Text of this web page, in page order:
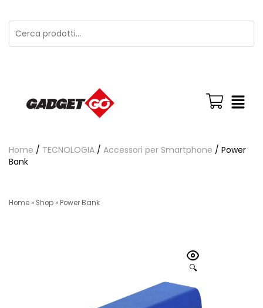
Home / TECNOLOGIA / Accessori per Smartphone / Power
Bank
Home » Shop » Power Bank
🔍